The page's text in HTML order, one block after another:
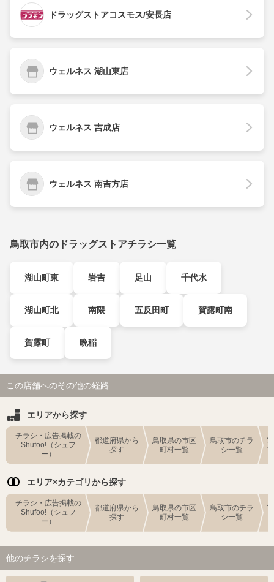
ドラッグストアコスモス/安長店
ウェルネス 湖山東店
ウェルネス 吉成店
ウェルネス 南吉方店
鳥取市内のドラッグストアチラシ一覧
湖山町東 岩吉 足山 千代水
湖山町北 南隈 五反田町 賀露町南
賀露町 晩稲
この店舗へのその他の経路
エリアから探す
チラシ・広告掲載の
Shufoo!（シュフ
ー）
都道府県から
探す
鳥取県の市区
町村一覧
鳥取市のチラ
シ一覧
エリア×カテゴリから探す
チラシ・広告掲載の
Shufoo!（シュフ
ー）
都道府県から
探す
鳥取県の市区
町村一覧
鳥取市のチラ
シ一覧
他のチラシを探す